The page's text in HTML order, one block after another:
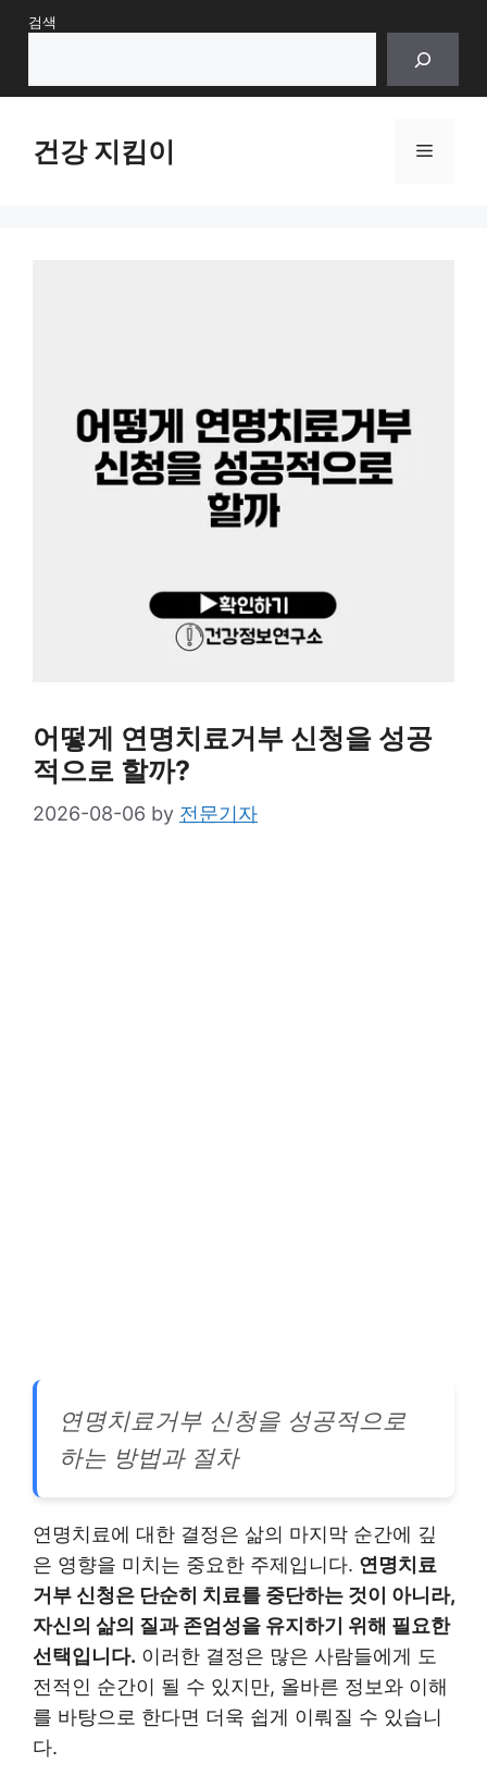
Skip검색
건강 지킴이 Menu
어떻게 연명치료거부 신청을 성공
적으로 할까?
2026-08-06 by 전문기자
연명치료거부 신청을 성공적으로
하는 방법과 절차
연명치료에 대한 결정은 삶의 마지막 순간에 깊
은 영향을 미치는 중요한 주제입니다. 연명치료
거부 신청은 단순히 치료를 중단하는 것이 아니라,
자신의 삶의 질과 존엄성을 유지하기 위해 필요한
선택입니다. 이러한 결정은 많은 사람들에게 도
전적인 순간이 될 수 있지만, 올바른 정보와 이해
를 바탕으로 한다면 더욱 쉽게 이뤄질 수 있습니
다.